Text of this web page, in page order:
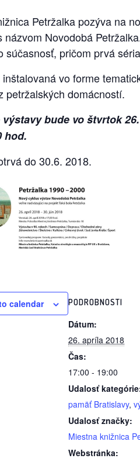
Petržalka pozýva na
názvom Novodobá
súčasnosť, pričom prvá
vo forme
petržalských domácností.
výstavy bude vo štvrtok
hod.
do 30.6. 2018.
calendar PODROBNOSTI
Dátum:
26. apríla 2018
Čas:
17:00 - 19:00
Udalosť
pamäť Bratislavy,
Udalosť značky:
Miestna knižnica
Webstránka: